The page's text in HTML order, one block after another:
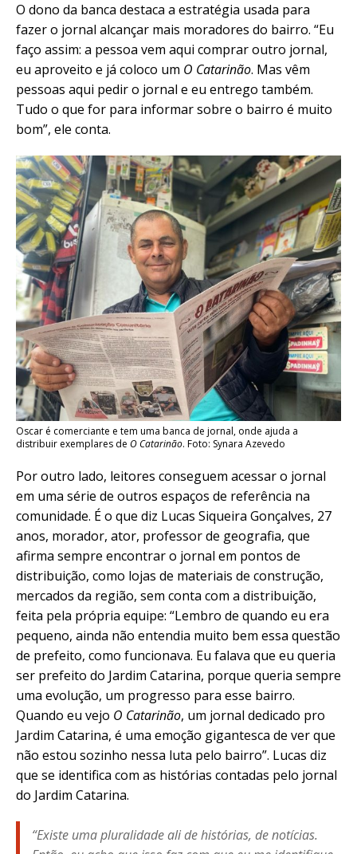
O dono da banca destaca a estratégia usada para
fazer o jornal alcançar mais moradores do bairro. “Eu
faço assim: a pessoa vem aqui comprar outro jornal,
eu aproveito e já coloco um O Catarinão. Mas vêm
pessoas aqui pedir o jornal e eu entrego também.
Tudo o que for para informar sobre o bairro é muito
bom”, ele conta.
Oscar é comerciante e tem uma banca de jornal, onde ajuda a
distribuir exemplares de O Catarinão. Foto: Synara Azevedo
Por outro lado, leitores conseguem acessar o jornal
em uma série de outros espaços de referência na
comunidade. É o que diz Lucas Siqueira Gonçalves, 27
anos, morador, ator, professor de geografia, que
afirma sempre encontrar o jornal em pontos de
distribuição, como lojas de materiais de construção,
mercados da região, sem conta com a distribuição,
feita pela própria equipe: “Lembro de quando eu era
pequeno, ainda não entendia muito bem essa questão
de prefeito, como funcionava. Eu falava que eu queria
ser prefeito do Jardim Catarina, porque queria sempre
uma evolução, um progresso para esse bairro.
Quando eu vejo O Catarinão, um jornal dedicado pro
Jardim Catarina, é uma emoção gigantesca de ver que
não estou sozinho nessa luta pelo bairro”. Lucas diz
que se identifica com as histórias contadas pelo jornal
do Jardim Catarina.
“Existe uma pluralidade ali de histórias, de notícias.